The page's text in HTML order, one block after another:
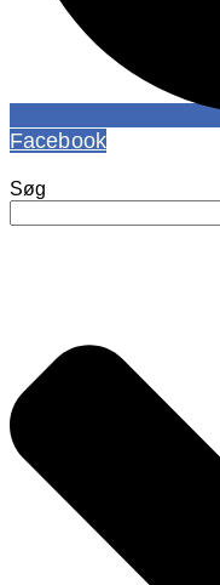
Facebook
Søg